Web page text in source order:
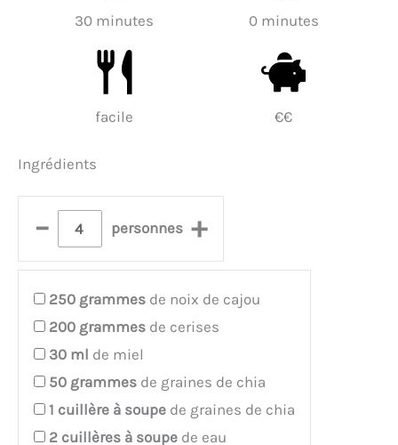
30 minutes 0 minutes
facile €€
Ingrédients
– personnes +
250 grammes de noix de cajou
200 grammes de cerises
30 ml de miel
50 grammes de graines de chia
1 cuillère à soupe de graines de chia
2 cuillères à soupe de eau